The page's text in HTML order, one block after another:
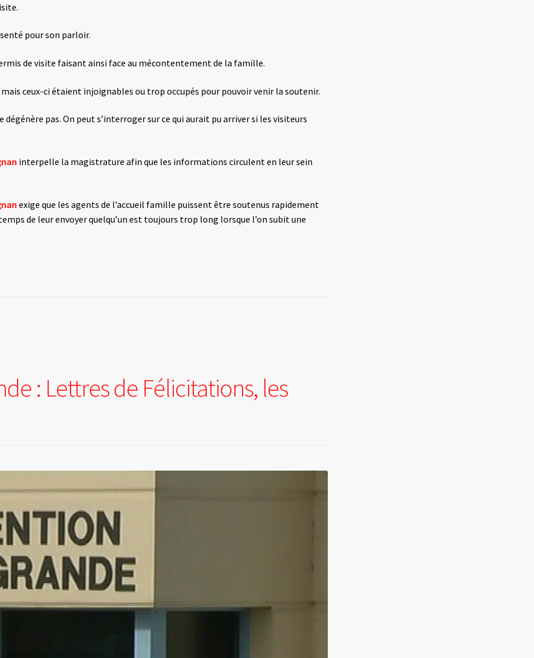
pour son parloir.
de visite faisant ainsi face au mécontentement de la famille.
ceux-ci étaient injoignables ou trop occupés pour pouvoir venir la soutenir.
pas. On peut s’interroger sur ce qui aurait pu arriver si les visiteurs
interpelle la magistrature afin que les informations circulent en leur sein
exige que les agents de l’accueil famille puissent être soutenus rapidement
de leur envoyer quelqu’un est toujours trop long lorsque l’on subit une
: Lettres de Félicitations, les